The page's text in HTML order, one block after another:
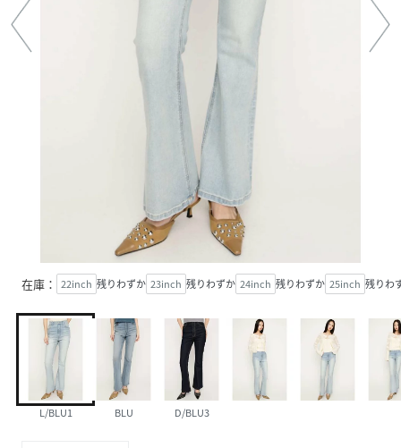
在庫： 22inch 残りわずか 23inch 残りわずか 24inch 残りわずか 25inch 残りわ
L/BLU1 BLU D/BLU3